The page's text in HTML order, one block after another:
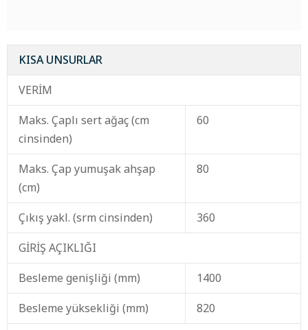
KISA UNSURLAR
VERİM
Maks. Çaplı sert ağaç (cm
cinsinden)
60
Maks. Çap yumuşak ahşap
(cm)
80
Çıkış yakl. (srm cinsinden)
360
GİRİŞ AÇIKLIĞI
Besleme genişliği (mm)
1400
Besleme yüksekliği (mm)
820